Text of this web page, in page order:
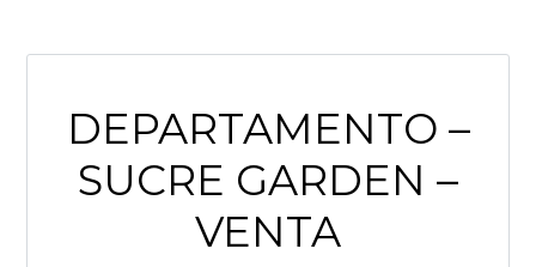
DEPARTAMENTO –
SUCRE GARDEN –
VENTA